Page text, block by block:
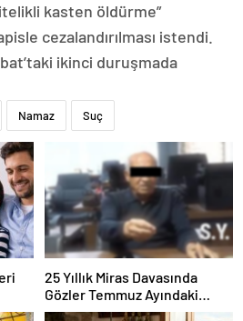
kasten öldürme”
cezalandırılması istendi.
ikinci duruşmada
Namaz Suç
25 Yıllık Miras Davasında
Gözler Temmuz Ayındaki
Karar Duruşmasına Çevrildi